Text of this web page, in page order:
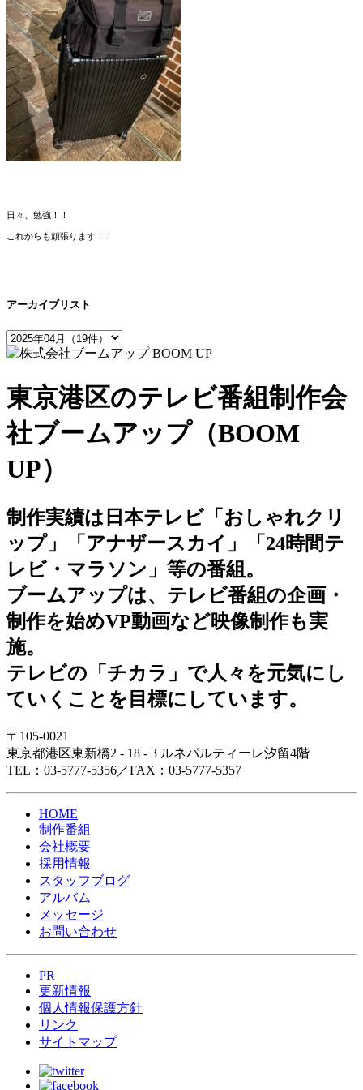
⽇々、勉強！！
これからも頑張ります！！
アーカイブリスト
東京港区のテレビ番組制作会
社ブームアップ（BOOM
UP）
制作実績は日本テレビ「おしゃれクリ
ップ」「アナザースカイ」「24時間テ
レビ・マラソン」等の番組。
ブームアップは、テレビ番組の企画・
制作を始めVP動画など映像制作も実
施。
テレビの「チカラ」で人々を元気にし
ていくことを目標にしています。
〒105-0021
東京都港区東新橋2 - 18 - 3 ルネパルティーレ汐留4階
TEL：03-5777-5356／FAX：03-5777-5357
HOME
制作番組
会社概要
採用情報
スタッフブログ
アルバム
メッセージ
お問い合わせ
PR
更新情報
個人情報保護方針
リンク
サイトマップ